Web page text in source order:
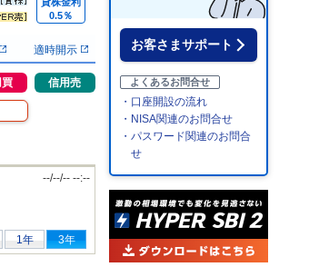
0.5％
適時開示
信用売
--/--/-- --:--
1年 3年
お客さまサポート
よくあるお問合せ
・口座開設の流れ
・NISA関連のお問合せ
・パスワード関連のお問合
せ